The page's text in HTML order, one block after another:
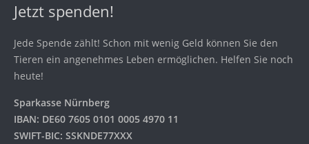
Jetzt spenden!
Jede Spende zählt! Schon mit wenig Geld können Sie den
Tieren ein angenehmes Leben ermöglichen. Helfen Sie noch
heute!
Sparkasse Nürnberg
IBAN: DE60 7605 0101 0005 4970 11
SWIFT-BIC: SSKNDE77XXX